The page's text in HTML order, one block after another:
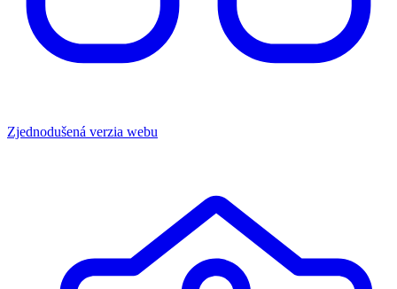
Zjednodušená verzia webu